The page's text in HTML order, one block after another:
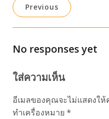
Previous
No responses yet
ใส่ความเห็น
อีเมลของคุณจะไม่แสดงใ
ทำเครื่องหมาย *